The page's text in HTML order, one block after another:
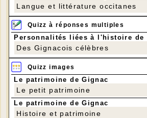
Langue et littérature occitanes
Quizz à réponses multiples
Personnalités liées à l'histoire de
Des Gignacois célèbres
Quizz images
Le patrimoine de Gignac
Le petit patrimoine
Le patrimoine de Gignac
Histoire et patrimoine